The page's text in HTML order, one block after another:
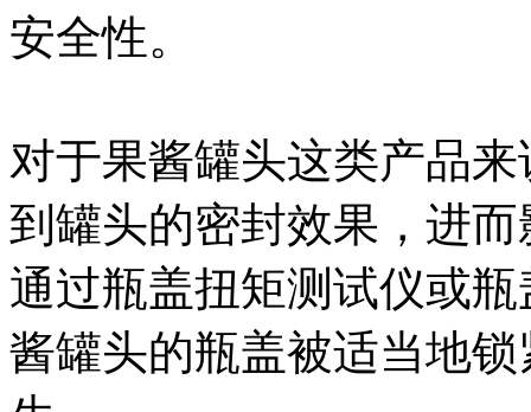
安全性。
对于果酱罐头这类产品
到罐头的密封效果，进
通过瓶盖扭矩测试仪或
酱罐头的瓶盖被适当地